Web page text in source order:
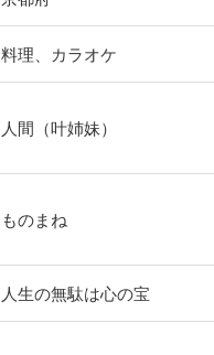
料理、カラオケ
人間（叶姉妹）
ものまね
人生の無駄は心の宝